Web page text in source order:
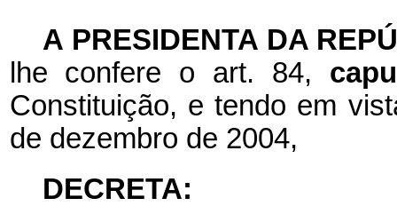
A PRESIDENTA DA
lhe confere o art. 84,
Constituição, e tendo em
de dezembro de 2004,
DECRETA: